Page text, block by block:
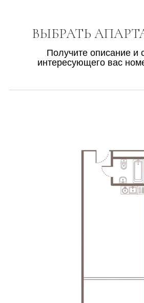
ВЫБРАТЬ
Получите описание и
интересующего вас